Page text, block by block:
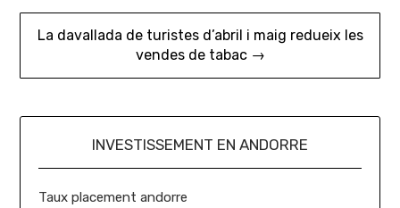
l’article
La davallada de turistes d’abril i maig redueix les
vendes de tabac →
INVESTISSEMENT EN ANDORRE
Taux placement andorre